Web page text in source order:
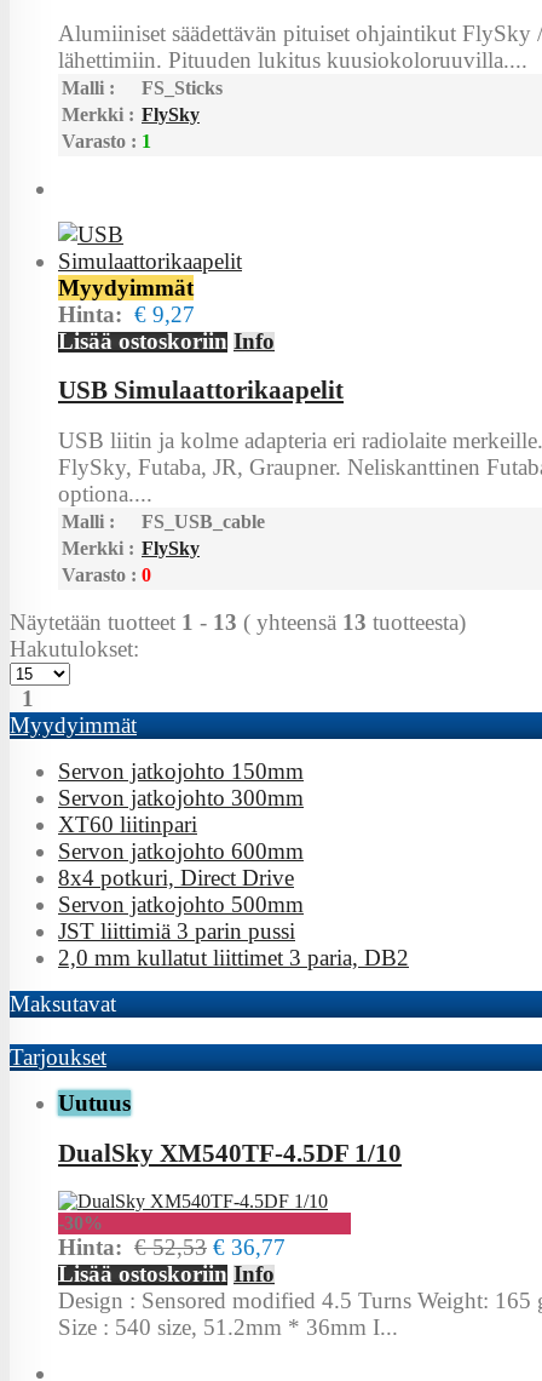
Alumiiniset säädettävän pituiset ohjaintikut FlySky
lähettimiin. Pituuden lukitus kuusiokoloruuvilla....
Malli :
FS_Sticks
Merkki : FlySky
Varasto : 1
Myydyimmät
Hinta: € 9,27
Lisää ostoskoriin Info
USB Simulaattorikaapelit
USB liitin ja kolme adapteria eri radiolaite
FlySky, Futaba, JR, Graupner. Neliskanttinen
optiona....
Malli :
FS_USB_cable
Merkki : FlySky
Varasto : 0
Näytetään tuotteet 1 - 13 ( yhteensä 13 tuotteesta)
Hakutulokset:
1
Myydyimmät
Servon jatkojohto 150mm
Servon jatkojohto 300mm
XT60 liitinpari
Servon jatkojohto 600mm
8x4 potkuri, Direct Drive
Servon jatkojohto 500mm
JST liittimiä 3 parin pussi
2,0 mm kullatut liittimet 3 paria, DB2
Maksutavat
Tarjoukset
Uutuus
DualSky XM540TF-4.5DF 1/10
-30%
Hinta: € 52,53 € 36,77
Lisää ostoskoriin Info
Design : Sensored modified 4.5 Turns Weight: 165
Size : 540 size, 51.2mm * 36mm I...